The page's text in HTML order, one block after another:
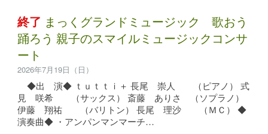
終了 まっくグランドミュージック 歌おう
踊ろう 親子のスマイルミュージックコンサ
ート
2026年7月19日（日）
◆出 演◆ ｔｕｔｔｉ＋ 長尾 崇人 （ピアノ） 式
見 咲希 （サックス） 斎藤 ありさ （ソプラノ）
伊藤 翔祐 （バリトン） 長尾 理沙 （ＭＣ） ◆
演奏曲◆ ・アンパンマンマーチ…